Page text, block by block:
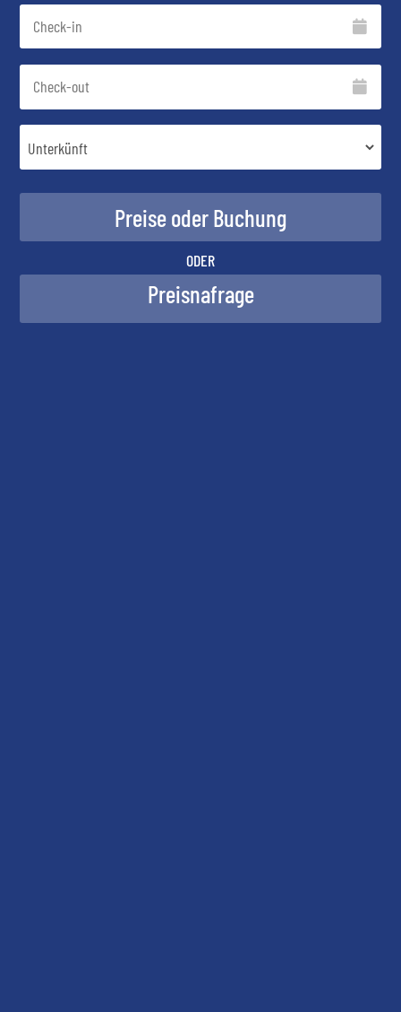
ODER
Preisnafrage